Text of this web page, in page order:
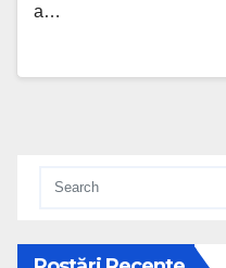
a…